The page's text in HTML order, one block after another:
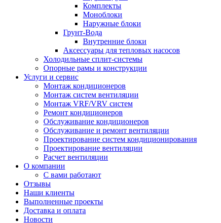
Комплекты
Моноблоки
Наружные блоки
Грунт-Вода
Внутренние блоки
Аксессуары для тепловых насосов
Холодильные сплит-системы
Опорные рамы и конструкции
Услуги и сервис
Монтаж кондиционеров
Монтаж систем вентиляции
Монтаж VRF/VRV систем
Ремонт кондиционеров
Обслуживание кондиционеров
Обслуживание и ремонт вентиляции
Проектирование систем кондиционирования
Проектирование вентиляции
Расчет вентиляции
О компании
С вами работают
Отзывы
Наши клиенты
Выполненные проекты
Доставка и оплата
Новости